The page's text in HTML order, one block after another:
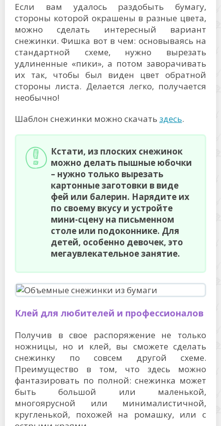
Если вам удалось раздобыть бумагу,
стороны которой окрашены в разные цвета,
можно сделать интересный вариант
снежинки. Фишка вот в чем: основываясь на
стандартной схеме, нужно вырезать
удлиненные «пики», а потом заворачивать
их так, чтобы был виден цвет обратной
стороны листа. Делается легко, получается
необычно!
Шаблон снежинки можно скачать здесь.
Кстати, из плоских снежинок
можно делать пышные юбочки
– нужно только вырезать
картонные заготовки в виде
фей или балерин. Нарядите их
по своему вкусу и устройте
мини-сцену на письменном
столе или подоконнике. Для
детей, особенно девочек, это
мегаувлекательное занятие.
Клей для любителей и профессионалов
Получив в свое распоряжение не только
ножницы, но и клей, вы сможете сделать
снежинку по совсем другой схеме.
Преимущество в том, что здесь можно
фантазировать по полной: снежинка может
быть большой или маленькой,
многоярусной или минималистичной,
кругленькой, похожей на ромашку, или с